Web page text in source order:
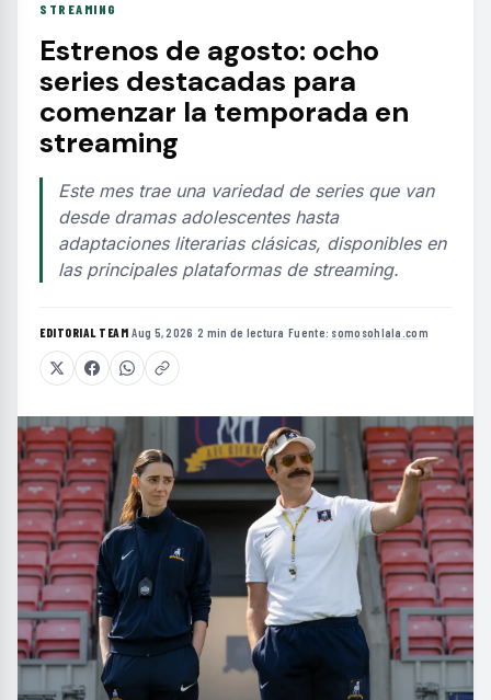
STREAMING
Estrenos de agosto: ocho
series destacadas para
comenzar la temporada en
streaming
Este mes trae una variedad de series que van
desde dramas adolescentes hasta
adaptaciones literarias clásicas, disponibles en
las principales plataformas de streaming.
EDITORIAL TEAM·Aug 5, 2026 ·2 min de lectura ·Fuente: somosohlala.com